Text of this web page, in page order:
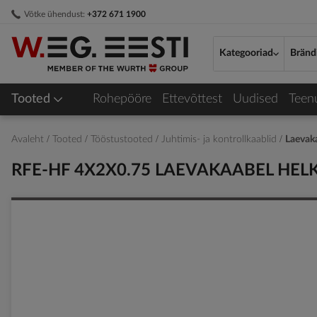
Võtke ühendust: +372 671 1900
Skip
Content
Kategooriad
Tooted Rohepööre Ettevõttest Uudised
Avaleht Tooted Tööstustooted Juhtimis- ja kontrollkaablid
RFE-HF 4X2X0.75 LAEVAKAABEL